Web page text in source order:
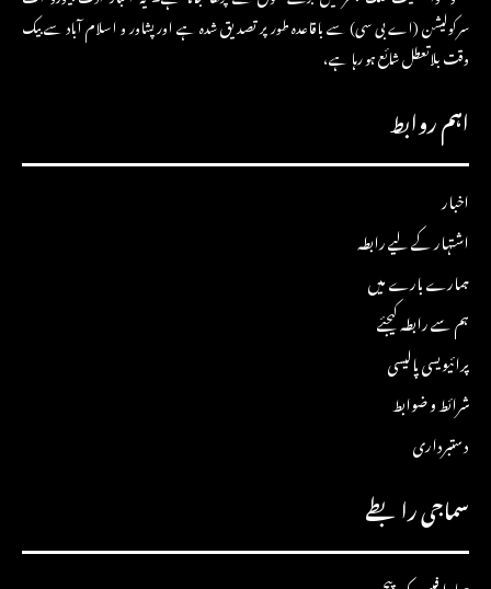
سرکولیشن (اے بی سی) سے باقاعدہ طور پر تصدیق شدہ ہے اور پشاور و اسلام آباد سے بیک
وقت بلاتعطل شائع ہو رہا ہے،
اہم روابط
اخبار
اشتہار کے لیے رابطہ
ہمارے بارے میں
ہم سے رابطہ کیجئے
پرائیویسی پالیسی
شرائط و ضوابط
دستبرداری
سماجی رابطے